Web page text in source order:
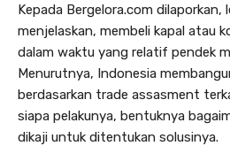
Kepada Bergelora.com dilaporkan,
menjelaskan, membeli kapal atau
dalam waktu yang relatif pendek
Menurutnya, Indonesia
berdasarkan trade assasment
siapa pelakunya, bentuknya
dikaji untuk ditentukan solusinya.